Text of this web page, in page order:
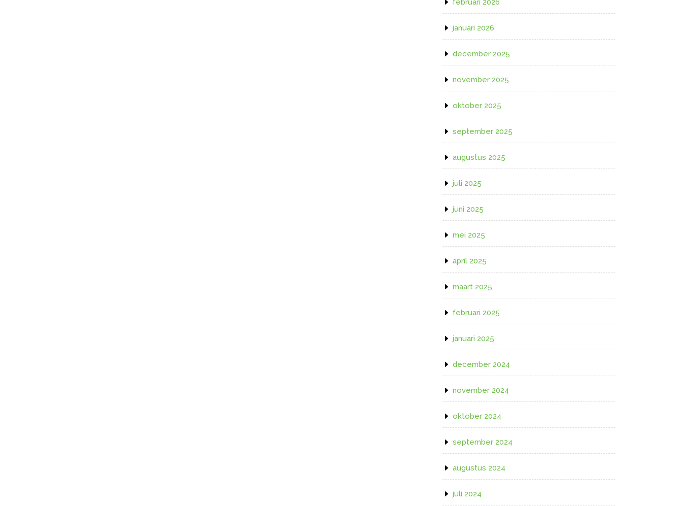
februari 2026
januari 2026
december 2025
november 2025
oktober 2025
september 2025
augustus 2025
juli 2025
juni 2025
mei 2025
april 2025
maart 2025
februari 2025
januari 2025
december 2024
november 2024
oktober 2024
september 2024
augustus 2024
juli 2024